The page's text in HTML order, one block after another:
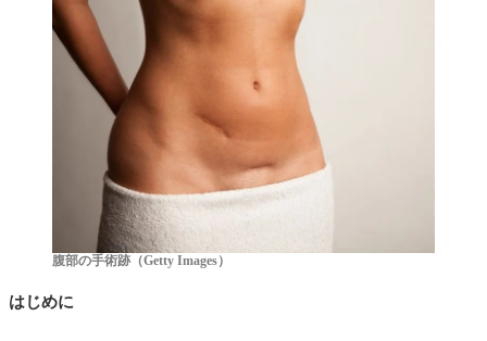
腹部の手術跡（Getty Images）
はじめに